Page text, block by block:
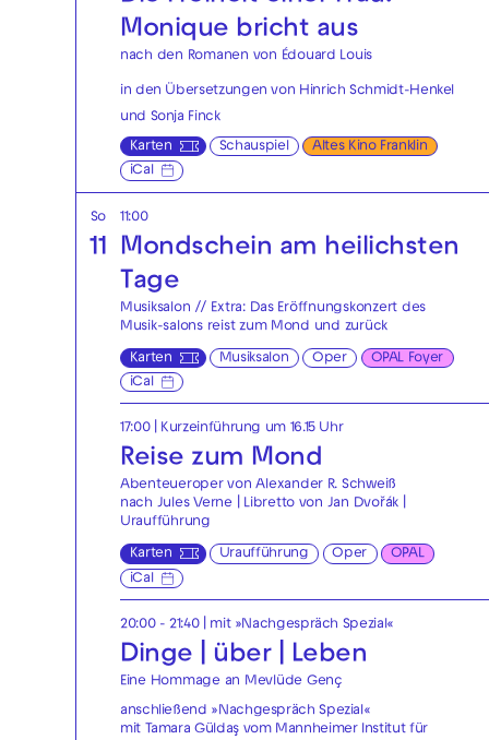
Monique bricht aus
nach den Romanen von Édouard Louis
in den Übersetzungen von Hinrich Schmidt-Henkel
und Sonja Finck
Karten Schauspiel
Altes Kino Franklin
iCal
So
11
11:00
Mondschein am heilichsten
Tage
Musiksalon // Extra: Das Eröffnungskonzert des
Musik-salons reist zum Mond und zurück
Karten Musiksalon Oper
OPAL Foyer
iCal
17:00 | Kurzeinführung um 16.15 Uhr
Reise zum Mond
Abenteueroper von Alexander R. Schweiß
nach Jules Verne | Libretto von Jan Dvořák |
Uraufführung
Karten Uraufführung Oper
OPAL
iCal
20:00 - 21:40 | mit »Nachgespräch Spezial«
Dinge | über | Leben
Eine Hommage an Mevlüde Genç
anschließend »Nachgespräch Spezial«
mit Tamara Güldaş vom Mannheimer Institut für